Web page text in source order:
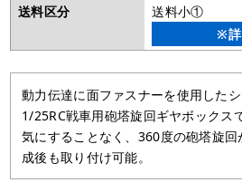
送料区分
送料小①
※詳
動力伝達に面ファスナーを使用した
1/25RC戦車用砲塔旋回ギヤボックス
気にすることなく、360度の砲塔旋
成後も取り付け可能。